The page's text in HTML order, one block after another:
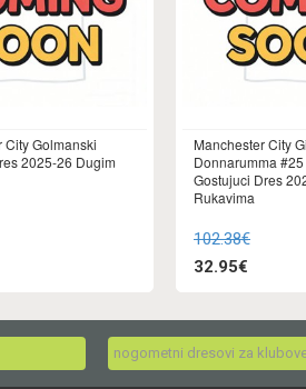
City Golmanski
2025-26 Dugim
Manchester City
Donnarumma
Gostujuci Dres
Rukavima
102.38€
32.95€
nogometni dresovi za